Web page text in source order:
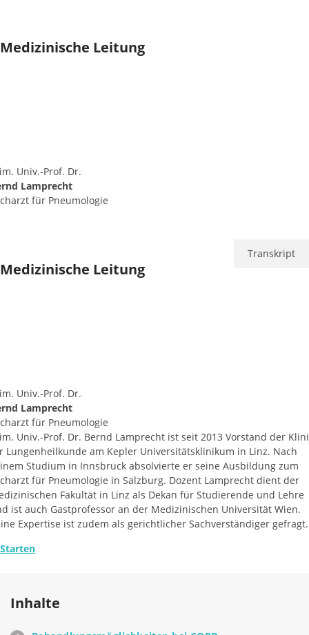
Medizinische Leitung
Univ.-Prof. Dr.
Lamprecht
für Pneumologie
Transkript
Medizinische Leitung
Univ.-Prof. Dr.
Lamprecht
für Pneumologie
Univ.-Prof. Dr. Bernd Lamprecht ist seit 2013 Vorstand der
Lungenheilkunde am Kepler Universitätsklinikum in Linz. Nach
Studium in Innsbruck absolvierte er seine Ausbildung zum
für Pneumologie in Salzburg. Dozent Lamprecht dient der
Fakultät in Linz als Dekan für Studierende und Lehre
ist auch Gastprofessor an der Medizinischen Universität Wien.
Expertise ist zudem als gerichtlicher Sachverständiger gefragt.
Starten
Inhalte